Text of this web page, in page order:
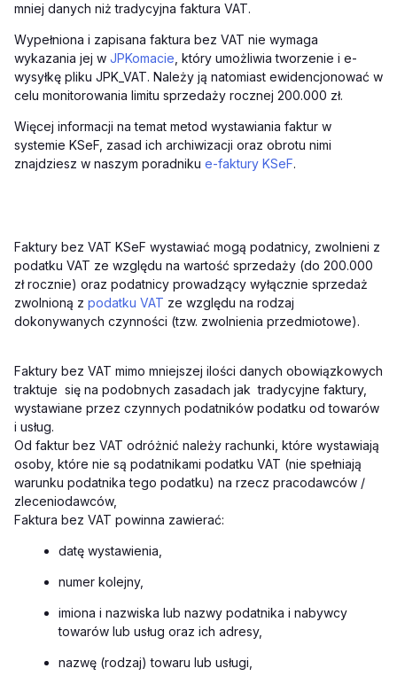
mniej danych niż tradycyjna faktura VAT.
Wypełniona i zapisana faktura bez VAT nie wymaga
wykazania jej w JPKomacie , który umożliwia tworzenie i e-
wysyłkę pliku JPK_VAT. Należy ją natomiast ewidencjonować w
celu monitorowania limitu sprzedaży rocznej 200.000 zł.
Więcej informacji na temat metod wystawiania faktur w
systemie KSeF, zasad ich archiwizacji oraz obrotu nimi
znajdziesz w naszym poradniku e-faktury KSeF.
Faktury bez VAT KSeF wystawiać mogą podatnicy, zwolnieni z
podatku VAT ze względu na wartość sprzedaży (do 200.000
zł rocznie) oraz podatnicy prowadzący wyłącznie sprzedaż
zwolnioną z podatku VAT ze względu na rodzaj
dokonywanych czynności (tzw. zwolnienia przedmiotowe).
Faktury bez VAT mimo mniejszej ilości danych obowiązkowych
traktuje się na podobnych zasadach jak tradycyjne faktury,
wystawiane przez czynnych podatników podatku od towarów
i usług.
Od faktur bez VAT odróżnić należy rachunki, które wystawiają
osoby, które nie są podatnikami podatku VAT (nie spełniają
warunku podatnika tego podatku) na rzecz pracodawców /
zleceniodawców,
Faktura bez VAT powinna zawierać:
datę wystawienia,
numer kolejny,
imiona i nazwiska lub nazwy podatnika i nabywcy
towarów lub usług oraz ich adresy,
nazwę (rodzaj) towaru lub usługi,